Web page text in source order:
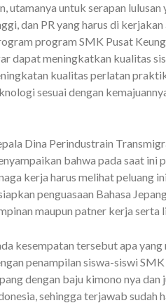
utamanya untuk serapan
dan PR yang harus di
program SMK Pusat
dapat meningkatkan kualitas
kualitas perlatan
sesuai dengan
Dina Perindustrain
bahwa pada saat ini
kerja harus melihat peluang
penguasaan Bahasa
maupun patner kerja serta
kesempatan tersebut apa
penampilan siswa-siswi
dengan baju kimono nya
sehingga terjawab sudah